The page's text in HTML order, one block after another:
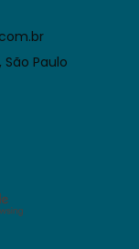
Paulo